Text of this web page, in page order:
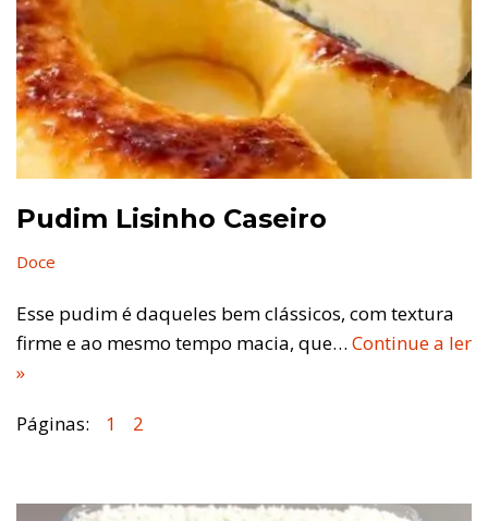
Pudim Lisinho Caseiro
Doce
Esse pudim é daqueles bem clássicos, com textura
firme e ao mesmo tempo macia, que… Continue a ler
»
Páginas: 1 2